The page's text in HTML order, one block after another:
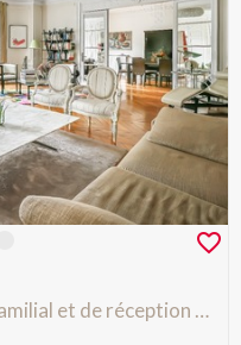
Carnot/Levis - Superbe bien familial et de réception sectorisé Carnot